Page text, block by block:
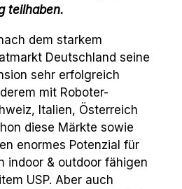
teilhaben.
dem starkem
Deutschland seine
sehr erfolgreich
mit Roboter-
Italien, Österreich
diese Märkte sowie
enormes Potenzial für
indoor & outdoor fähigen
USP. Aber auch